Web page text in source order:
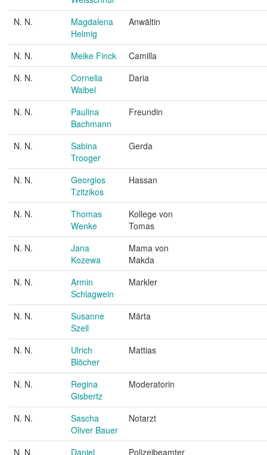
N. N.
Magdalena
Helmig
Anwältin
N. N. Meike Finck
Camilla
N. N.
Cornelia
Waibel
Daria
N. N.
Paulina
Bachmann
Freundin
N. N.
Sabina
Trooger
Gerda
N. N.
Georgios
Tzitzikos
Hassan
N. N.
Thomas
Wenke
Kollege von
Tomas
N. N.
Jana
Kozewa
Mama von
Makda
N. N.
Armin
Schlagwein
Markler
N. N.
Susanne
Szell
Märta
N. N.
Ulrich
Blöcher
Mattias
N. N.
Regina
Gisbertz
Moderatorin
N. N.
Sascha
Oliver Bauer
Notarzt
N. N.
Daniel
Polizeibeamter